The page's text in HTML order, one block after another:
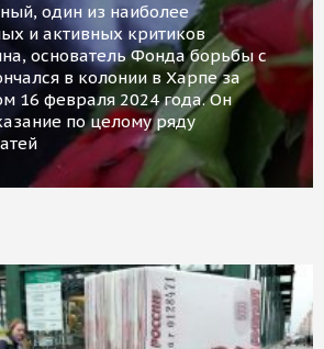
один из наиболее
и активных критиков
основатель Фонда борьбы с
в колонии в Харпе за
16 февраля 2024 года. Он
по целому ряду